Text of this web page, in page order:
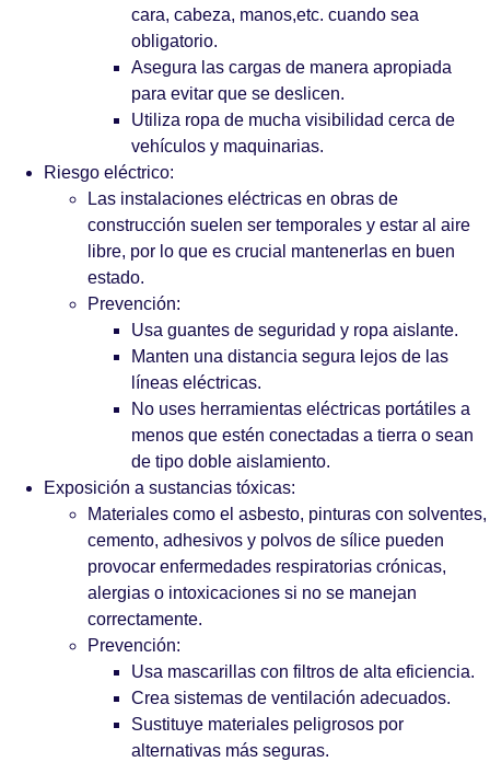
cara, cabeza, manos,etc. cuando sea
obligatorio.
Asegura las cargas de manera apropiada
para evitar que se deslicen.
Utiliza ropa de mucha visibilidad cerca de
vehículos y maquinarias.
Riesgo eléctrico:
Las instalaciones eléctricas en obras de
construcción suelen ser temporales y estar al aire
libre, por lo que es crucial mantenerlas en buen
estado.
Prevención:
Usa guantes de seguridad y ropa aislante.
Manten una distancia segura lejos de las
líneas eléctricas.
No uses herramientas eléctricas portátiles a
menos que estén conectadas a tierra o sean
de tipo doble aislamiento.
Exposición a sustancias tóxicas:
Materiales como el asbesto, pinturas con solventes,
cemento, adhesivos y polvos de sílice pueden
provocar enfermedades respiratorias crónicas,
alergias o intoxicaciones si no se manejan
correctamente.
Prevención:
Usa mascarillas con filtros de alta eficiencia.
Crea sistemas de ventilación adecuados.
Sustituye materiales peligrosos por
alternativas más seguras.